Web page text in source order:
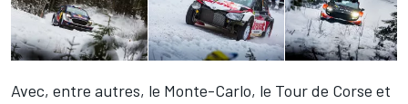
Avec, entre autres, le Monte-Carlo, le Tour de Corse et